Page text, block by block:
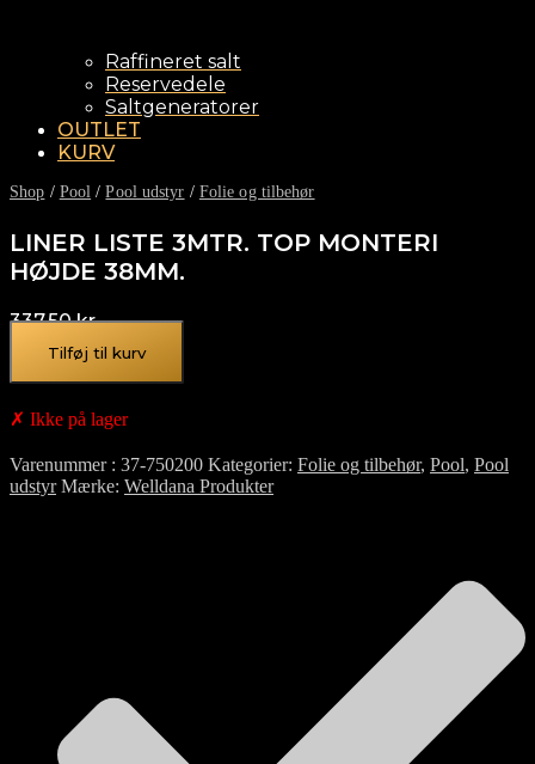
Raffineret salt
Reservedele
Saltgeneratorer
OUTLET
KURV
Shop / Pool /Pool udstyr / Folie og tilbehør
LINER LISTE 3MTR. TOP MONTERI
HØJDE 38MM.
337,50kr.
Tilføj til kurv
✗ Ikke på lager
Varenummer 37-750200 Kategorier Folie og tilbehør, Pool, Pool
udstyr Mærke Welldana Produkter